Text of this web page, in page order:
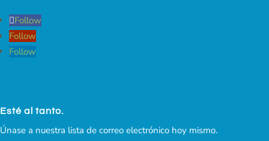
Follow
Follow
Follow
Esté al tanto.
Únase a nuestra lista de correo electrónico hoy mismo.